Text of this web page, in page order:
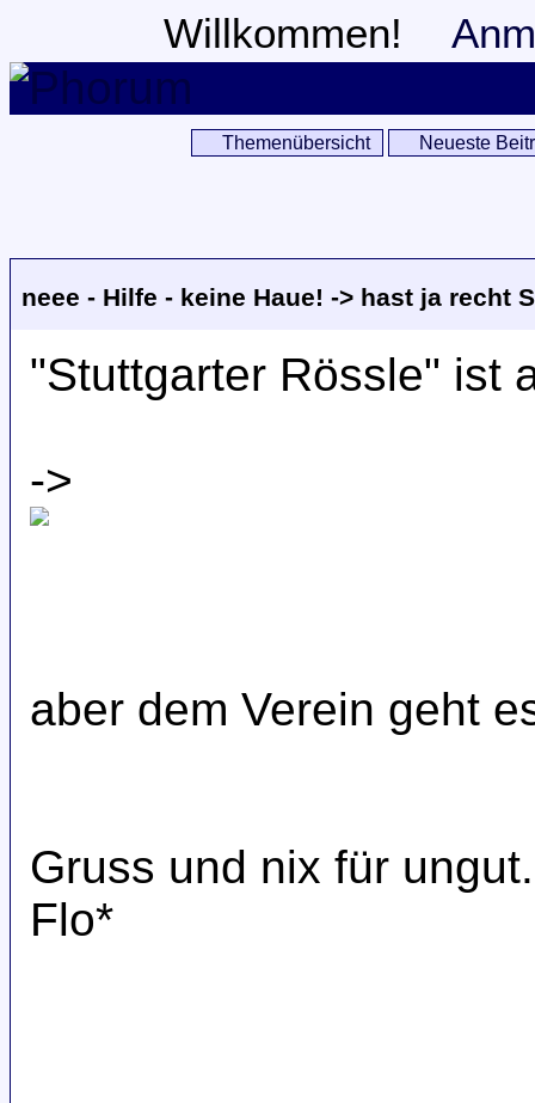
Willkommen!
Themenübersicht Neueste
neee - Hilfe - keine Haue! -> hast ja recht
"Stuttgarter Rössle" ist
->
aber dem Verein geht
Gruss und nix für
Flo*